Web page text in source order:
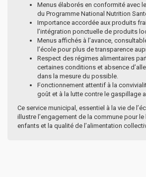
Menus élaborés en conformité avec
du Programme National Nutrition
Importance accordée aux produits
l’intégration ponctuelle de produits
Menus affichés à l’avance,
l’école pour plus de transparence
Respect des régimes alimentaires
certaines conditions et absence
dans la mesure du possible.
Fonctionnement attentif à la
goût et à la lutte contre le gaspillage
Ce service municipal, essentiel à la vie de
illustre l’engagement de la commune pour
enfants et la qualité de l’alimentation